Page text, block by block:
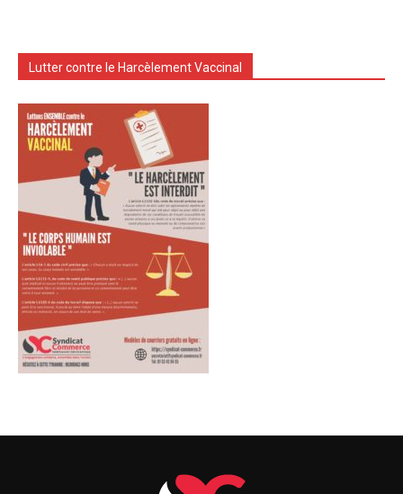
Lutter contre le Harcèlement Vaccinal